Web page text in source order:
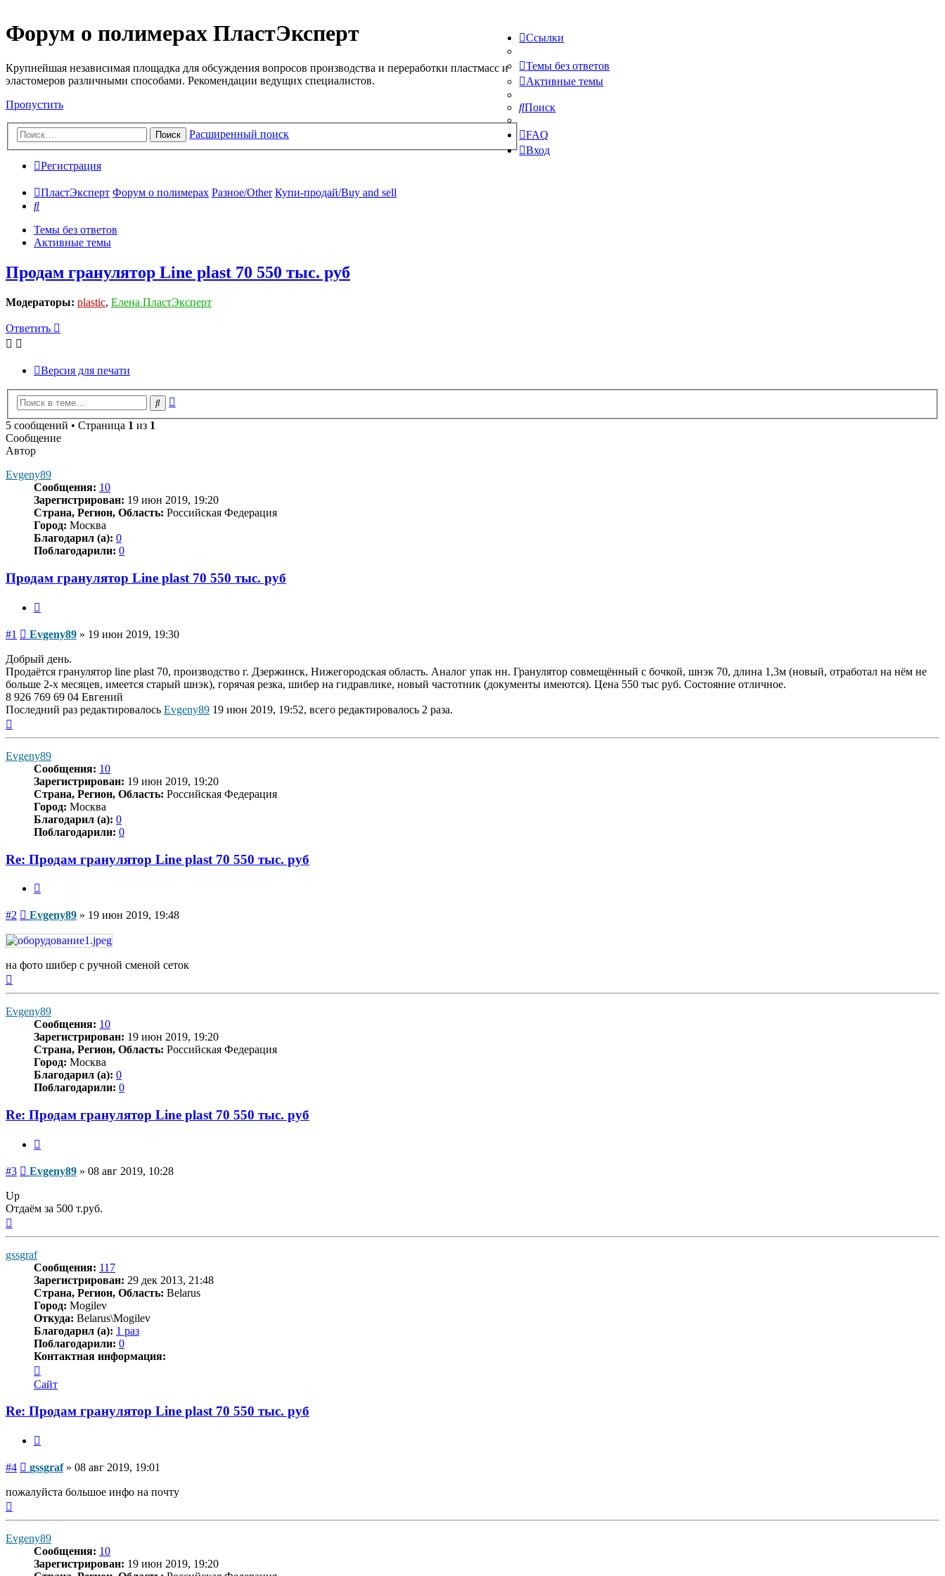
Форум о полимерах ПластЭксперт
Крупнейшая независимая площадка для обсуждения вопросов производства и переработки пластмасс и
эластомеров различными способами. Рекомендации ведущих специалистов.
Пропустить
Поиск Расширенный поиск
Ссылки
Темы без ответов
Активные темы
Поиск
FAQ
Вход
Регистрация
ПластЭксперт Форум о полимерах Разное/Other Купи-продай/Buy and sell
Поиск
Темы без ответов
Активные темы
Продам гранулятор Line plast 70 550 тыс. руб
Модераторы: plastic, Елена ПластЭксперт
Ответить
Версия для печати
Поиск
5 сообщений • Страница 1 из 1
Сообщение
Автор
Evgeny89
Сообщения: 10
Зарегистрирован: 19 июн 2019, 19:20
Страна, Регион, Область: Российская Федерация
Город: Москва
Благодарил (а): 0
Поблагодарили: 0
Продам гранулятор Line plast 70 550 тыс. руб
#1 Сообщение
Evgeny89 » 19 июн 2019, 19:30
Добрый день.
Продаётся гранулятор line plast 70, производство г. Дзержинск, Нижегородская область. Аналог упак нн. Гранулятор совмещённый с бочкой, шнэк 70, длина 1,3м (новый, отработал на нём не
больше 2-х месяцев, имеется старый шнэк), горячая резка, шибер на гидравлике, новый частотник (документы имеются). Цена 550 тыс руб. Состояние отличное.
8 926 769 69 04 Евгений
Последний раз редактировалось Evgeny89 19 июн 2019, 19:52, всего редактировалось 2 раза.
Evgeny89
Сообщения: 10
Зарегистрирован: 19 июн 2019, 19:20
Страна, Регион, Область: Российская Федерация
Город: Москва
Благодарил (а): 0
Поблагодарили: 0
Re: Продам гранулятор Line plast 70 550 тыс. руб
#2 Сообщение
Evgeny89 » 19 июн 2019, 19:48
на фото шибер с ручной сменой сеток
Evgeny89
Сообщения: 10
Зарегистрирован: 19 июн 2019, 19:20
Страна, Регион, Область: Российская Федерация
Город: Москва
Благодарил (а): 0
Поблагодарили: 0
Re: Продам гранулятор Line plast 70 550 тыс. руб
#3 Сообщение
Evgeny89 » 08 авг 2019, 10:28
Up
Отдаём за 500 т.руб.
gssgraf
Сообщения: 117
Зарегистрирован: 29 дек 2013, 21:48
Страна, Регион, Область: Belarus
Город: Mogilev
Откуда: Belarus\Mogilev
Благодарил (а): 1 раз
Поблагодарили: 0
Контактная информация:
информация
пользователя
Сайт
Re: Продам гранулятор Line plast 70 550 тыс. руб
#4 Сообщение
gssgraf» 08 авг 2019, 19:01
пожалуйста большое инфо на почту
Evgeny89
Сообщения: 10
Зарегистрирован: 19 июн 2019, 19:20